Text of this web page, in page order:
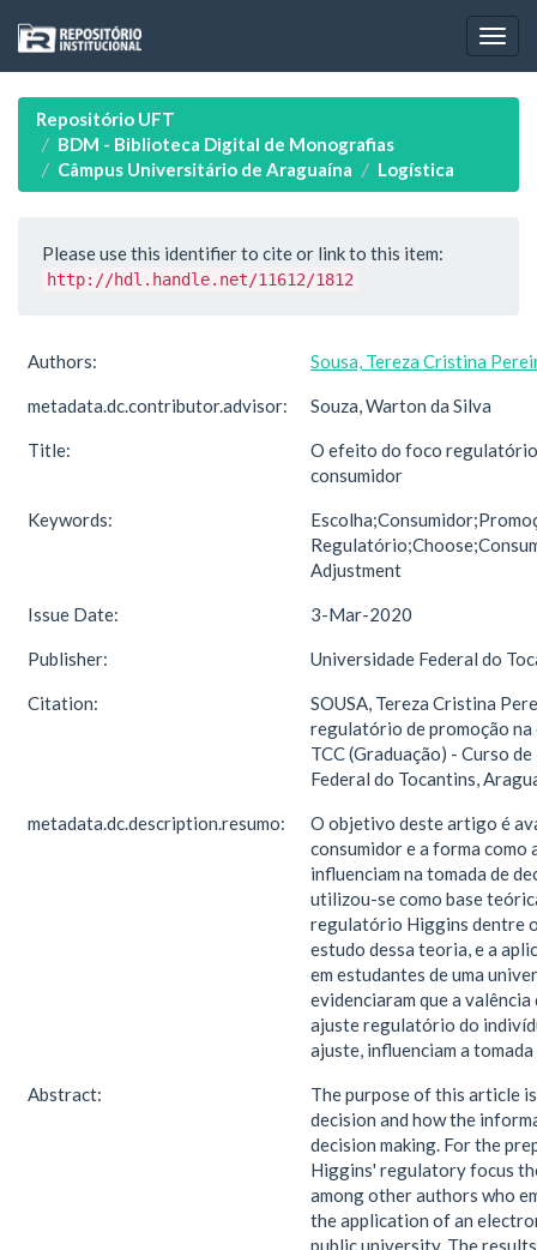
navigation
Repositório UFT
BDM - Biblioteca Digital de Monografias
Câmpus Universitário de Araguaína
Logística
Please use this identifier to cite or link to this item:
http://hdl.handle.net/11612/1812
Authors: Sousa, Tereza Cristina
metadata.dc.contributor.advisor: Souza, Warton da Silva
Title:
O efeito do foco regulatório
consumidor
Keywords:
Adjustment
Issue Date: 3-Mar-2020
Publisher: Universidade Federal do
Citation:
SOUSA, Tereza Cristina
regulatório de promoção na
TCC (Graduação) - Curso
Federal do Tocantins,
metadata.dc.description.resumo:
O objetivo deste artigo é
consumidor e a forma como
influenciam na tomada de
utilizou-se como base
regulatório Higgins dentre
estudo dessa teoria, e a
em estudantes de uma
evidenciaram que a
ajuste regulatório do
ajuste, influenciam a
Abstract:
The purpose of this article
decision and how the
decision making. For the
Higgins' regulatory focus
among other authors who
the application of an
public university. The